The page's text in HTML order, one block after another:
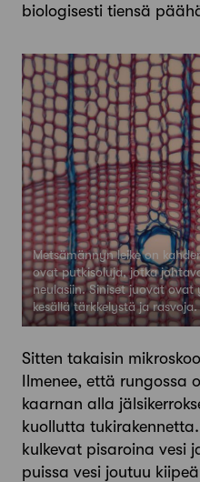
biologisesti tiensä
Metsämännyn leike on
ovat putkisoluja, jotka
neulasiin. Siniset juovat
kesällä tärkkelystä ja
Sitten takaisin
Ilmenee, että rungossa
kaarnan alla
kuollutta
kulkevat pisaroina vesi
puissa vesi joutuu